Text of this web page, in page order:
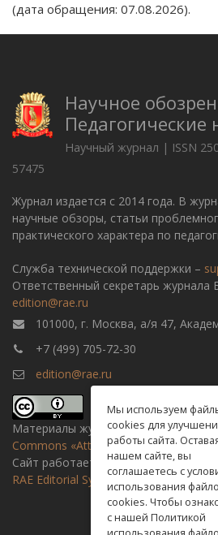
(дата обращения: 07.08.2026).
Научное
Педагогические
Научный журнал | ISSN
57475
Журнал издается с 2014 года. В
научные обзоры, статьи
практического характера по
Служба технической поддержки –
Ответственный секретарь журнала
edition@rae.ru
101000, г. Москва, а/я 47,
+7 (499) 705-72-30
edition@rae.ru
Материалы журнала доступны по
Commons «Attribution»
Сайт работает на универсальной
RAE Editorial System
Мы используем
cookies для
работы сайта.
нашем сайте, вы
соглашаетесь с
использования
cookies. Чтобы
с нашей Политикой